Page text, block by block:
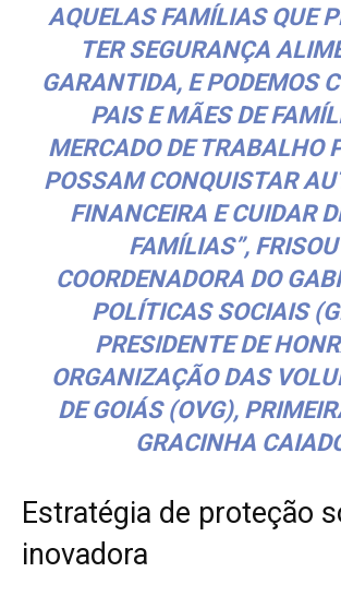
AQUELAS FAMÍLIAS QUE
TER SEGURANÇA
GARANTIDA, E PODEMOS
PAIS E MÃES DE
MERCADO DE TRABALHO
POSSAM CONQUISTAR
FINANCEIRA E CUIDAR
FAMÍLIAS”,
COORDENADORA DO
POLÍTICAS SOCIAIS
PRESIDENTE DE
ORGANIZAÇÃO DAS
DE GOIÁS (OVG),
GRACINHA
Estratégia de proteção
inovadora